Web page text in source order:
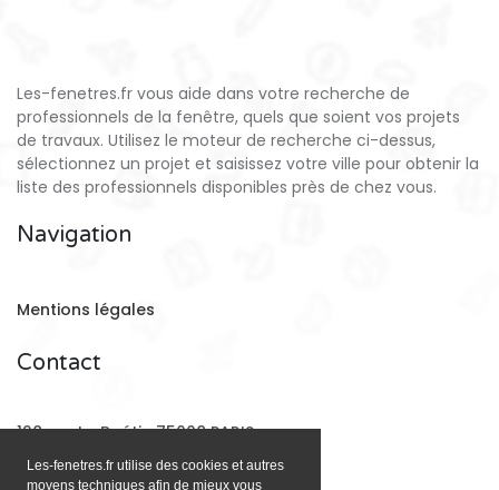
Les-fenetres.fr utilise des cookies et autres
moyens techniques afin de mieux vous
Les-fenetres.fr vous aide dans votre recherche de
professionnels de la fenêtre, quels que soient vos projets
de travaux. Utilisez le moteur de recherche ci-dessus,
sélectionnez un projet et saisissez votre ville pour obtenir la
liste des professionnels disponibles près de chez vous.
Navigation
Mentions légales
Contact
128 rue La Boétie 75008 PARIS